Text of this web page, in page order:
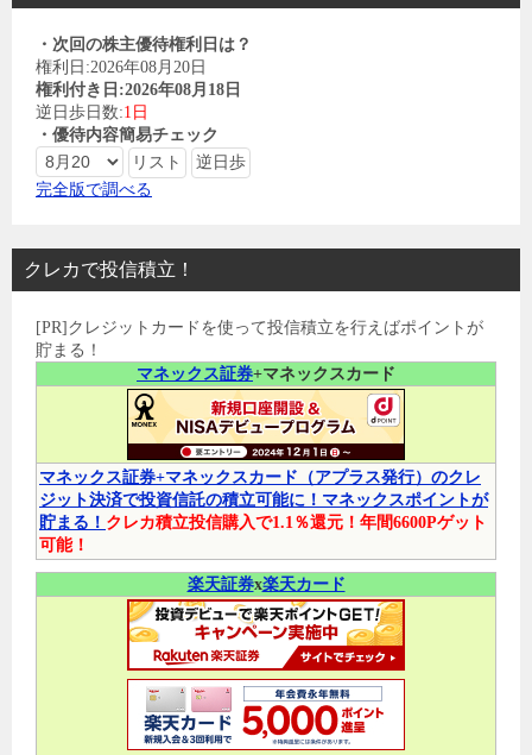
・次回の株主優待権利日は？
権利日:2026年08月20日
権利付き日:2026年08月18日
逆日歩日数:1日
・優待内容簡易チェック
完全版で調べる
クレカで投信積立！
[PR]クレジットカードを使って投信積立を行えばポイントが
貯まる！
マネックス証券+マネックスカード
マネックス証券+マネックスカード（アプラス発行）のクレ
ジット決済で投資信託の積立可能に！マネックスポイントが
貯まる！ クレカ積立投信購入で1.1％還元！年間6600Pゲット
可能！
楽天証券x楽天カード